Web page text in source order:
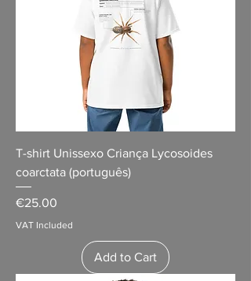
T-shirt Unissexo Criança Lycosoides
coarctata (português)
Price
€25.00
VAT Included
Add to Cart